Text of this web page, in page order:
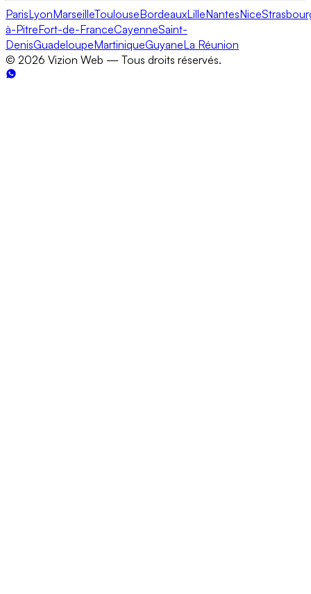
ParisLyonMarseilleToulouseBordeauxLilleNantesNice
à-PitreFort-de-FranceCayenneSaint-
DenisGuadeloupeMartiniqueGuyaneLa Réunion
© 2026 Vizion Web — Tous droits réservés.